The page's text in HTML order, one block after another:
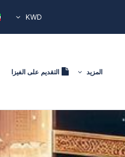
KWD
المزيد التقديم على الفيزا